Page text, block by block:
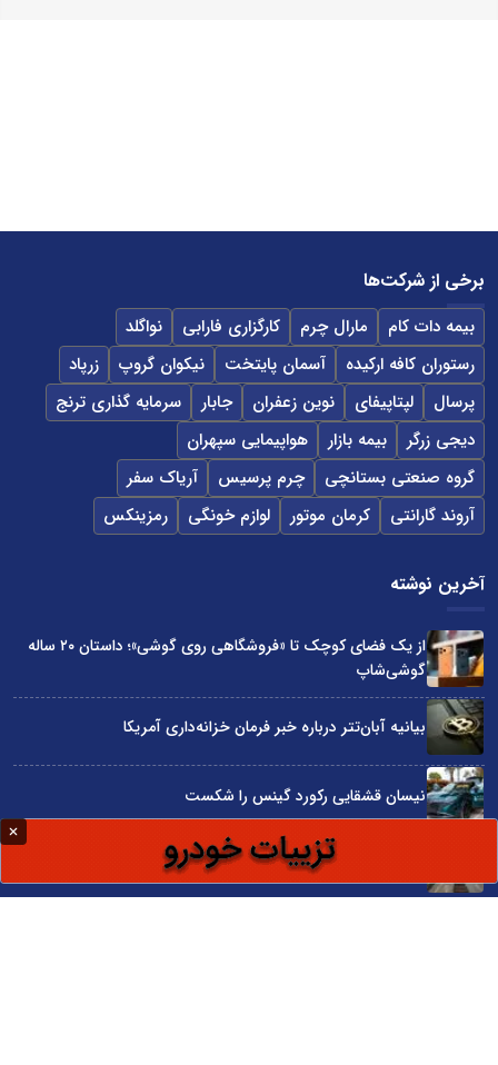
برخی از شرکت‌ها
بیمه دات کام مارال چرم کارگزاری فارابی
نواگلد
رستوران کافه ارکیده
آسمان پایتخت نیکوان گروپ
زرپاد
پرسال
لپتاپیفای نوین زعفران جابار
سرمایه گذاری ترنج
دیجی زرگر
بیمه بازار
هواپیمایی سپهران
گروه صنعتی بستانچی
چرم پرسیس
آریاک سفر
آروند گارانتی
کرمان موتور لوازم خونگی رمزینکس
آخرین نوشته
از یک فضای کوچک تا «فروشگاهی روی گوشی»؛ داستان ۲۰ ساله
گوشی‌شاپ
بیانیه آبان‌تتر درباره خبر فرمان خزانه‌داری آمریکا
نیسان قشقایی رکورد گینس را شکست
توسعه ایران با شعار محقق نمی‌شود